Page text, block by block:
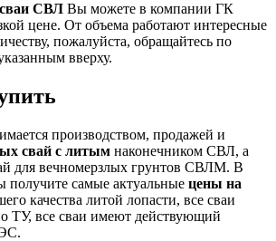
СВЛ Вы можете в компании ГК
цене. От объема работают интересные
пожалуйста, обращайтесь по
вверху.
производством, продажей и
свай с литым наконечником СВЛ, а
для вечномерзлых грунтов СВЛМ. В
самые актуальные цены на
качества литой лопасти, все сваи
ТУ, все сваи имеют действующий